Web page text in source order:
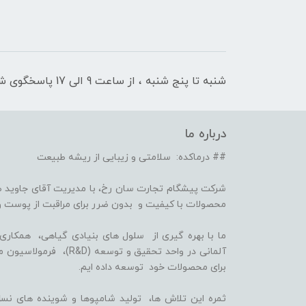
شنبه تا پنج شنبه ، از ساعت 9 الی 17 پاسخگوی شما هستیم
درباره ما
## درماکده: سلامتی و زیبایی از ریشه طبیعت
شرکت پیشگام تجارت سان رخ، با مدیریت آقای
محصولات با کیفیت و بدون ضرر برای مراقبت از پوست
برای محصولات خود توسعه داده ایم.